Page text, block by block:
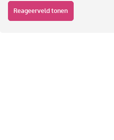
Reageerveld tonen